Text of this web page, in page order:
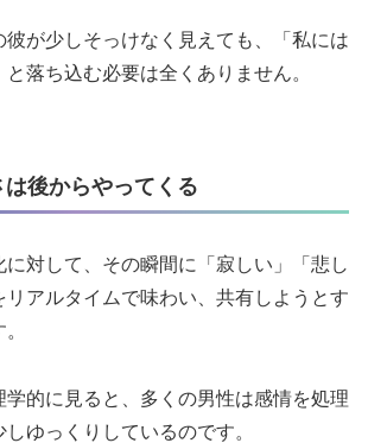
彼が少しそっけなく見えても、「私には
落ち込む必要は全くありません。
後からやってくる
対して、その瞬間に「寂しい」「悲し
リアルタイムで味わい、共有しようとす
学的に見ると、多くの男性は感情を処理
ゆっくりしているのです。